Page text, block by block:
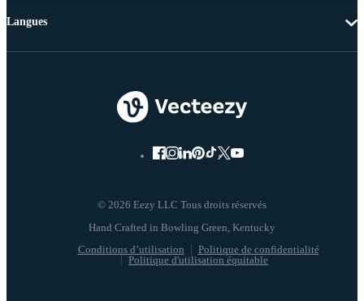
© 2026 Eezy LLC Tous droits réservés
Conditions d’utilisation
Politique de confidentialité
Politique d'utilisation équitable
Langues